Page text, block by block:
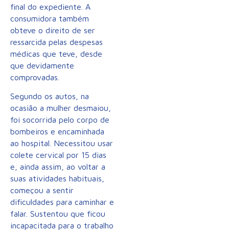
final do expediente. A
consumidora também
obteve o direito de ser
ressarcida pelas despesas
médicas que teve, desde
que devidamente
comprovadas.
Segundo os autos, na
ocasião a mulher desmaiou,
foi socorrida pelo corpo de
bombeiros e encaminhada
ao hospital. Necessitou usar
colete cervical por 15 dias
e, ainda assim, ao voltar a
suas atividades habituais,
começou a sentir
dificuldades para caminhar e
falar. Sustentou que ficou
incapacitada para o trabalho